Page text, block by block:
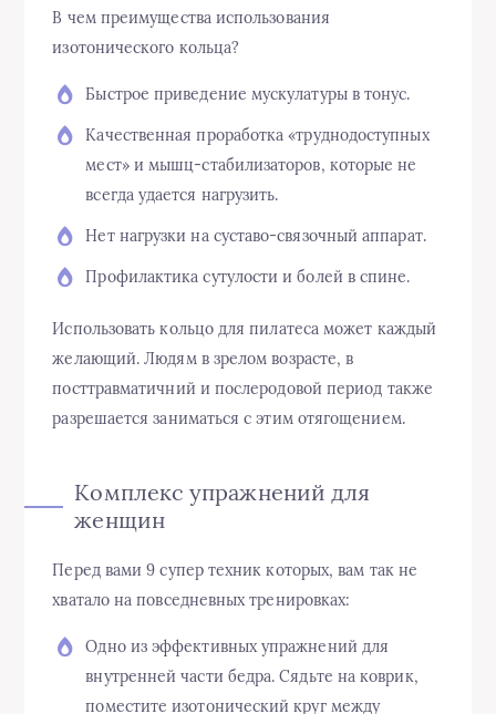
В чем преимущества использования
изотонического кольца?
Быстрое приведение мускулатуры в тонус.
Качественная проработка «труднодоступных
мест» и мышц-стабилизаторов, которые не
всегда удается нагрузить.
Нет нагрузки на суставо-связочный аппарат.
Профилактика сутулости и болей в спине.
Использовать кольцо для пилатеса может каждый
желающий. Людям в зрелом возрасте, в
посттравматичний и послеродовой период также
разрешается заниматься с этим отягощением.
Комплекс упражнений для
женщин
Перед вами 9 супер техник которых, вам так не
хватало на повседневных тренировках:
Одно из эффективных упражнений для
внутренней части бедра. Сядьте на коврик,
поместите изотонический круг между